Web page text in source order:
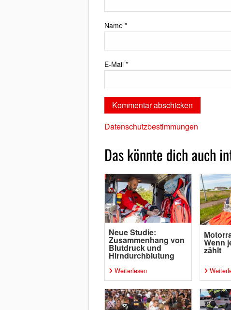
Name *
E-Mail *
Datenschutzbestimmungen
Das könnte dich auch
Neue Studie:
Zusammenhang von
Blutdruck und
Hirndurchblutung
Weiterlesen
Wenn
zählt